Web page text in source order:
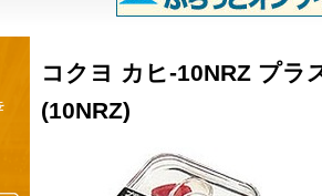
コクヨ カヒ-10NRZ プラ
(10NRZ)